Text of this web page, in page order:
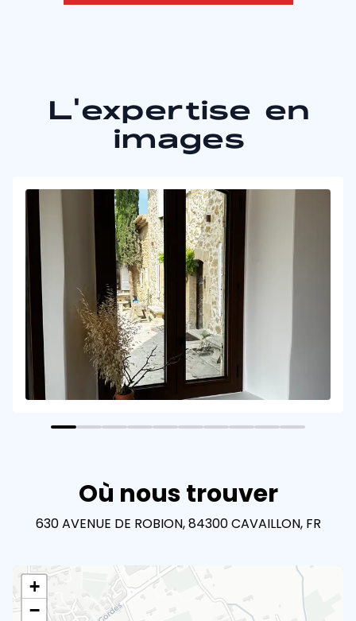
L'expertise en
images
Où nous trouver
630 AVENUE DE ROBION, 84300 CAVAILLON, FR
+
−